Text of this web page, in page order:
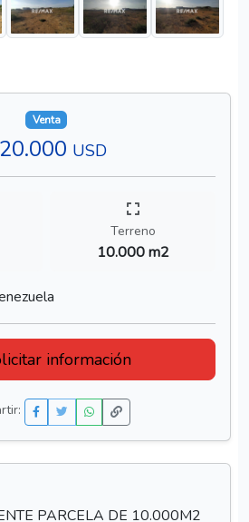
Venta
USD
Terreno
10.000 m2
información
PARCELA DE 10.000M2